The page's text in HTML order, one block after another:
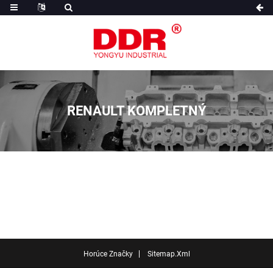
RENAULT KOMPLETNÝ
Horúce Značky Sitemap.xml